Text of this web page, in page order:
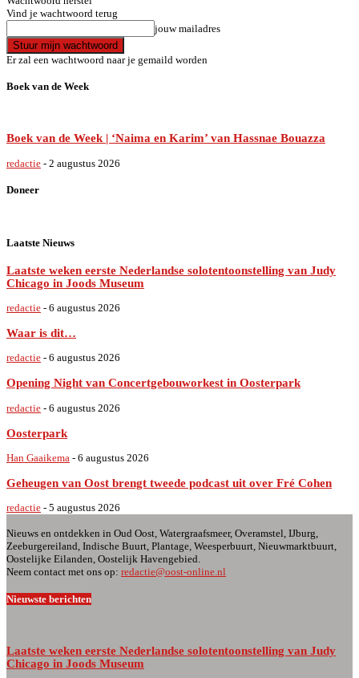
Vind je wachtwoord terug
jouw mailadres
Er zal een wachtwoord naar je gemaild worden
Boek van de Week
Boek van de Week | ‘Naima en Karim’ van Hassnae Bouazza
redactie - 2 augustus 2026
Doneer
Laatste Nieuws
Laatste weken eerste Nederlandse solotentoonstelling van Judy
Chicago in Joods Museum
redactie - 6 augustus 2026
Waar is dit…
redactie - 6 augustus 2026
Opening Night van Concertgebouworkest in Oosterpark
redactie - 6 augustus 2026
Oosterpark
Han Gaaikema - 6 augustus 2026
Geheugen van Oost brengt tweede podcast uit over Fré Cohen
redactie - 5 augustus 2026
Nieuws en ontdekken in Oud Oost, Watergraafsmeer, Overamstel, IJburg,
Zeeburgereiland, Indische Buurt, Plantage, Weesperbuurt, Nieuwmarktbuurt,
Oostelijke Eilanden, Oostelijk Havengebied.
Neem contact met ons op: redactie@oost-online.nl
Nieuwste berichten
Laatste weken eerste Nederlandse solotentoonstelling van Judy
Chicago in Joods Museum